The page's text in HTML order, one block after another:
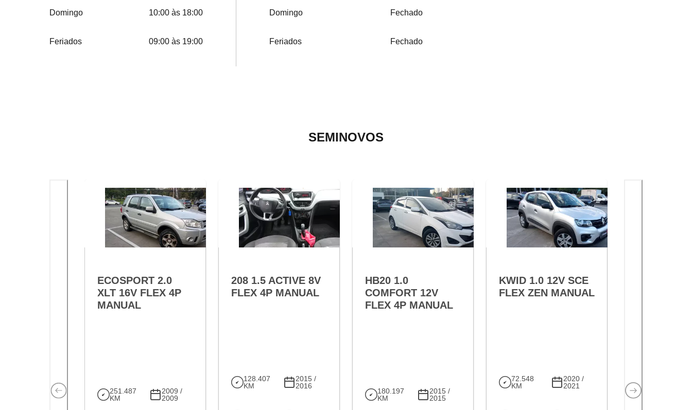
Domingo 10:00 às 18:00
Feriados 09:00 às 19:00
Domingo Fechado
Feriados Fechado
SEMINOVOS
ECOSPORT 2.0
XLT 16V FLEX 4P
MANUAL
251.487
KM
2009 /
2009
208 1.5 ACTIVE 8V
FLEX 4P MANUAL
128.407
KM
2015 /
2016
HB20 1.0
COMFORT 12V
FLEX 4P MANUAL
180.197
KM
2015 /
2015
KWID 1.0 12V SCE
FLEX ZEN MANUAL
72.548
KM
2020 /
2021
81.748
KM